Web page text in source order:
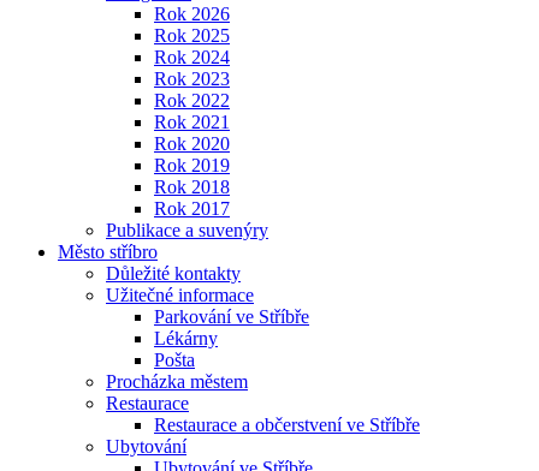
Rok 2026
Rok 2025
Rok 2024
Rok 2023
Rok 2022
Rok 2021
Rok 2020
Rok 2019
Rok 2018
Rok 2017
Publikace a suvenýry
Město stříbro
Důležité kontakty
Užitečné informace
Parkování ve Stříbře
Lékárny
Pošta
Procházka městem
Restaurace
Restaurace a občerstvení ve Stříbře
Ubytování